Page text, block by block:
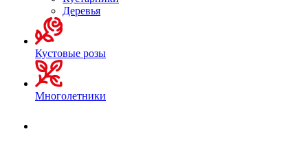
Деревья
Кустовые розы
Многолетники